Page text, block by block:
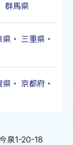
群馬県
県 ・ 三重県 ・
県 ・ 京都府 ・
泉1-20-18